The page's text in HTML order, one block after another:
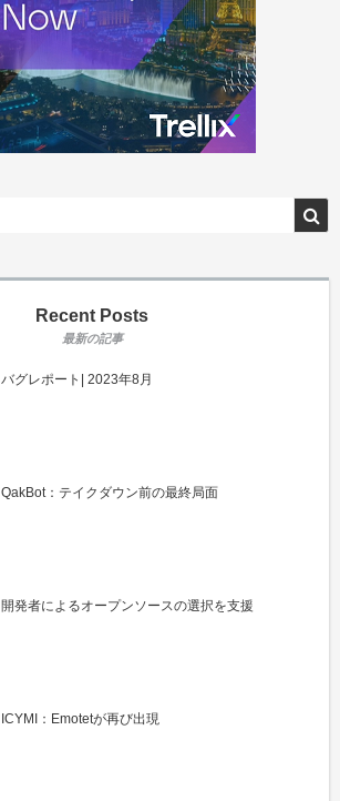
Recent Posts
バグレポート| 2023年8月
QakBot：テイクダウン前の最終局面
開発者によるオープンソースの選択を支援
ICYMI：Emotetが再び出現